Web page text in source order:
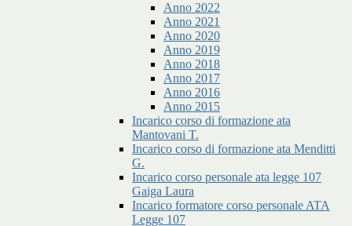
Anno 2022
Anno 2021
Anno 2020
Anno 2019
Anno 2018
Anno 2017
Anno 2016
Anno 2015
Incarico corso di formazione ata
Mantovani T.
Incarico corso di formazione ata Menditti
G.
Incarico corso personale ata legge 107
Gaiga Laura
Incarico formatore corso personale ATA
Legge 107